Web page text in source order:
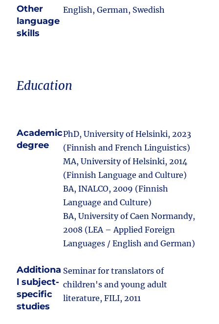
Other
language
skills
English, German, Swedish
Education
Academic
degree
PhD, University of Helsinki, 2023
(Finnish and French Linguistics)
MA, University of Helsinki, 2014
(Finnish Language and Culture)
BA, INALCO, 2009 (Finnish
Language and Culture)
BA, University of Caen Normandy,
2008 (LEA – Applied Foreign
Languages / English and German)
Additiona
l subject-
specific
studies
Seminar for translators of
children's and young adult
literature, FILI, 2011